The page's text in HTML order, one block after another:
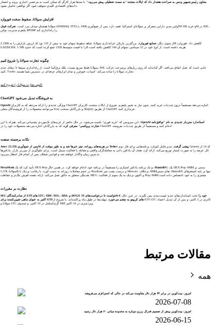
معاون رئیس‌جمهور ونس به صراحت هشدار داد که ایالات متحده "به سمت تعطیلی پیش می‌رود،"با صدها هزار کارگر که ممکن است به مرخصی اجباری بروند و انتشار
داده‌های اقتصادی کلیدی متوقف شود اگر توافقی حاصل نشود.
افزایش سولانا، سقوط سخت فوروارد
سولانا همچنان میدان نبرد است. شرکت فیتل
(NASDAQ: FTEL)، اولین مدیر دارایی متمرکز بر سولانای استرالیا، قصد دارد پس از جمع‌آوری $100M و خرید $10M در SOL،
از سوی دیگر، صنایع فوروارد
، بزرگترین بازیکن خزانه‌داری سولانا، شاهد سقوط سهام خود به بیش از 10٪ بود که ارزش بازارش را به $2.236B کاهش داد. فوروارد
چگونه تجارت سولانا را شروع کنیم
سولانا فقط سریع نیست، بلکه برق‌آسا است. از راه‌اندازی میم‌ها تا دیفای جدی، SOL جایی است که عمل اتفاق می‌افتد. اگر آماده‌اید که روی ریل‌های پرسرعت حرکت
اکنون تجارت سولانا را شروع کنید
ChatGPT به فروشگاه تبدیل می‌شود
OpenAI ویژگی جدیدی را ارائه می‌دهد که به کاربران ChatGPT اجازه می‌دهد مستقیماً درون چت‌بات خرید کنند، بدون نیاز به تغییر پلتفرم. شروع از ایالات متحده، کاربران
این سرویس که "خرید فوری" نامیده می‌شود، در حال حاضر از خریدهای تک‌موردی پشتیبانی می‌کند. همراه با این،OpenAI استاندارد متن‌باز جدیدی به نام "توافق‌نامه
تجارت پروکسی" معرفی کرد،
نکات برجسته صنعت
Aster پس از جمع‌آوری $23.25M در هزینه‌های روزانه، تیتر خبرها شد و به طور موقت از Tether پیشی گرفت.
مدیرعامل لئونارد برنامه‌هایی برای فاز دوم Genesis که 4٪ از
کل عرضه را به صورت امتیاز توزیع می‌کند، ارائه کرد، هدف آن پاداش دادن به معامله‌گران واقعی و مقابله با فعالیت سیبل است. برای جلوگیری از سرریز بازار، پاداش‌ها
MetaMask تأیید کرد که یک DEX Perp و یک برنامه پاداش امتیازی را مستقیماً در برنامه خود ادغام خواهد کرد. در همین حال،HumidiFi، یک DEX Prop AMM مبتنی بر
سولانا، $5.57B در حجم معاملات روزانه به دست آورد، با رقابت نزدیک با Raydium و درست پشت سر Meteora. برخلاف AMM‌های سنتی، HumidiFi تنها بر پایه استخرهای
نظارت بر مقررات
SEC از صادرکنندگان ETFهای LTC، XRP، SOL، ADA، و DOGE خواست تا درخواست‌های 19b-4 خود را
تحت استانداردهای جدید لیست‌بندی پس بگیرند. در عین حال،
اکتبر به عنوان ماهی تعیین‌کننده برای ETFهای کریپتو به چشم می‌خورد.
مهلت‌ها در طول ماه پراکنده‌اند، با شروع از ETF LTC کانری در 2 اکتبر، و پس از آن تبدیل اعتماد
مقالات مرتبط
همه
امروز: بیت‌کوین در برابر ۶۳ هزار دلار مقاومت می‌کند در حالی که استراتژی می‌فروشد
2026-07-08
امروز: بیت‌کوین پیش از تصمیم فدرال رزرو دوباره به محدوده میانی ۶۰ هزار دلار رسید
2026-06-15